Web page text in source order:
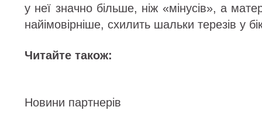
у неї значно більше, ніж «мінусів», а
найімовірніше, схилить шальки терезів у
Читайте також:
Новини партнерів